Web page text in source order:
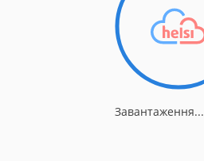
Завантаження...